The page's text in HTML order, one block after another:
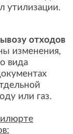
утилизации.
отходов
изменения,
вида
или газ.